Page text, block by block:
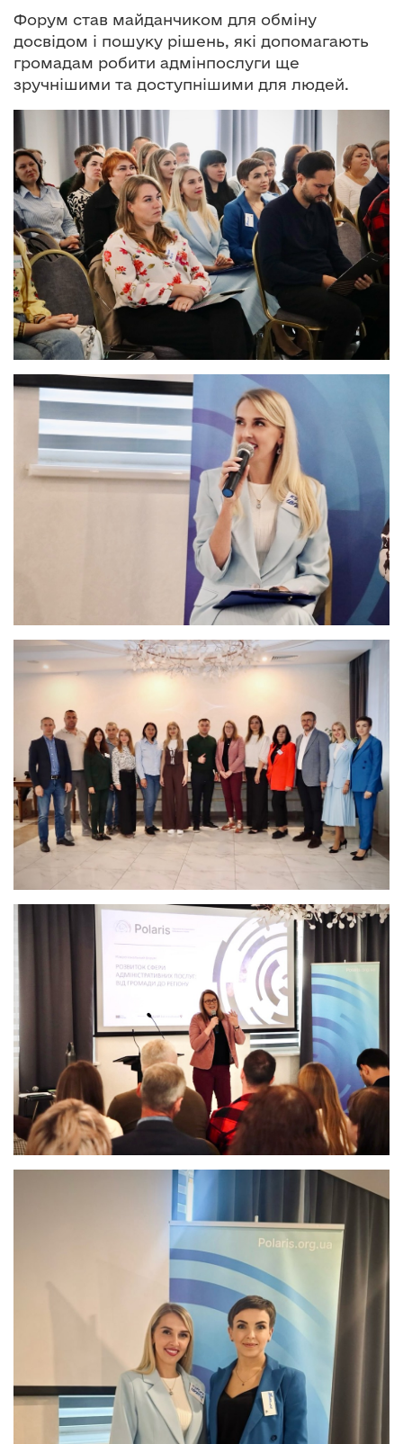
Форум став майданчиком для обміну
досвідом і пошуку рішень, які допомагають
громадам робити адмінпослуги ще
зручнішими та доступнішими для людей.